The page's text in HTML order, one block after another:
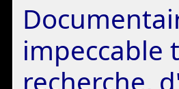
impeccable
recherche,